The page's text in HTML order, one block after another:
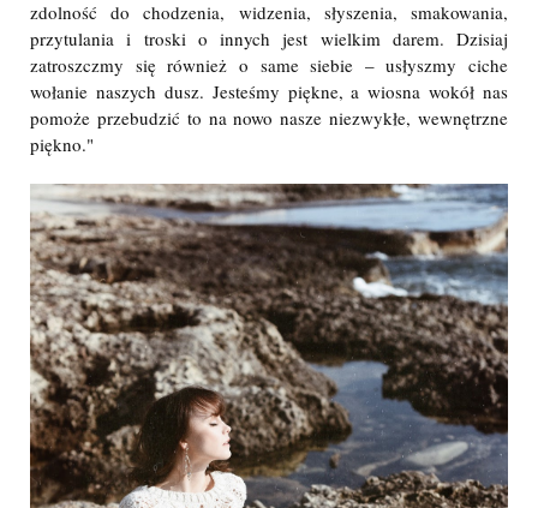
zdolność do chodzenia, widzenia, słyszenia, smakowania,
przytulania i troski o innych jest wielkim darem. Dzisiaj
zatroszczmy się również o same siebie – usłyszmy ciche
wołanie naszych dusz. Jesteśmy piękne, a wiosna wokół nas
pomoże przebudzić to na nowo nasze niezwykłe, wewnętrzne
piękno."